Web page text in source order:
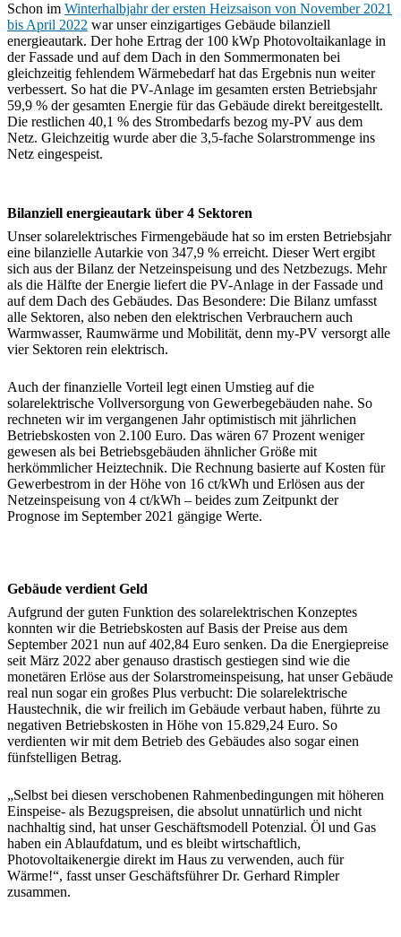
Schon im Winterhalbjahr der ersten Heizsaison von November 2021
bis April 2022 war unser einzigartiges Gebäude bilanziell
energieautark. Der hohe Ertrag der 100 kWp Photovoltaikanlage in
der Fassade und auf dem Dach in den Sommermonaten bei
gleichzeitig fehlendem Wärmebedarf hat das Ergebnis nun weiter
verbessert. So hat die PV-Anlage im gesamten ersten Betriebsjahr
59,9 % der gesamten Energie für das Gebäude direkt bereitgestellt.
Die restlichen 40,1 % des Strombedarfs bezog my-PV aus dem
Netz. Gleichzeitig wurde aber die 3,5-fache Solarstrommenge ins
Netz eingespeist.
Bilanziell energieautark über 4 Sektoren
Unser solarelektrisches Firmengebäude hat so im ersten Betriebsjahr
eine bilanzielle Autarkie von 347,9 % erreicht. Dieser Wert ergibt
sich aus der Bilanz der Netzeinspeisung und des Netzbezugs. Mehr
als die Hälfte der Energie liefert die PV-Anlage in der Fassade und
auf dem Dach des Gebäudes. Das Besondere: Die Bilanz umfasst
alle Sektoren, also neben den elektrischen Verbrauchern auch
Warmwasser, Raumwärme und Mobilität, denn my-PV versorgt alle
vier Sektoren rein elektrisch.
Auch der finanzielle Vorteil legt einen Umstieg auf die
solarelektrische Vollversorgung von Gewerbegebäuden nahe. So
rechneten wir im vergangenen Jahr optimistisch mit jährlichen
Betriebskosten von 2.100 Euro. Das wären 67 Prozent weniger
gewesen als bei Betriebsgebäuden ähnlicher Größe mit
herkömmlicher Heiztechnik. Die Rechnung basierte auf Kosten für
Gewerbestrom in der Höhe von 16 ct/kWh und Erlösen aus der
Netzeinspeisung von 4 ct/kWh – beides zum Zeitpunkt der
Prognose im September 2021 gängige Werte.
Gebäude verdient Geld
Aufgrund der guten Funktion des solarelektrischen Konzeptes
konnten wir die Betriebskosten auf Basis der Preise aus dem
September 2021 nun auf 402,84 Euro senken. Da die Energiepreise
seit März 2022 aber genauso drastisch gestiegen sind wie die
monetären Erlöse aus der Solarstromeinspeisung, hat unser Gebäude
real nun sogar ein großes Plus verbucht: Die solarelektrische
Haustechnik, die wir freilich im Gebäude verbaut haben, führte zu
negativen Betriebskosten in Höhe von 15.829,24 Euro. So
verdienten wir mit dem Betrieb des Gebäudes also sogar einen
fünfstelligen Betrag.
„Selbst bei diesen verschobenen Rahmenbedingungen mit höheren
Einspeise- als Bezugspreisen, die absolut unnatürlich und nicht
nachhaltig sind, hat unser Geschäftsmodell Potenzial. Öl und Gas
haben ein Ablaufdatum, und es bleibt wirtschaftlich,
Photovoltaikenergie direkt im Haus zu verwenden, auch für
Wärme!“, fasst unser Geschäftsführer Dr. Gerhard Rimpler
zusammen.